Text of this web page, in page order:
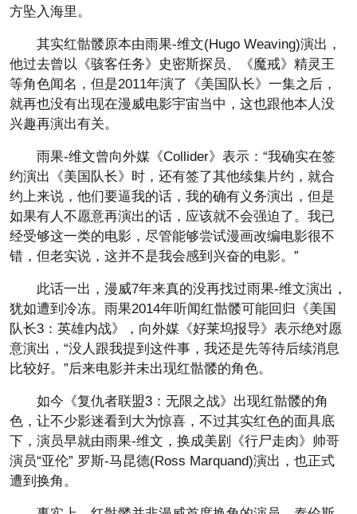
方坠入海里。
其实红骷髅原本由雨果-维文(Hugo Weaving)演出，
他过去曾以《骇客任务》史密斯探员、《魔戒》精灵王
等角色闻名，但是2011年演了《美国队长》一集之后，
就再也没有出现在漫威电影宇宙当中，这也跟他本人没
兴趣再演出有关。
雨果-维文曾向外媒《Collider》表示：“我确实在签
约演出《美国队长》时，还有签了其他续集片约，就合
约上来说，他们要逼我的话，我的确有义务演出，但是
如果有人不愿意再演出的话，应该就不会强迫了。我已
经受够这一类的电影，尽管能够尝试漫画改编电影很不
错，但老实说，这并不是我会感到兴奋的电影。”
此话一出，漫威7年来真的没再找过雨果-维文演出，
犹如遭到冷冻。雨果2014年听闻红骷髅可能回归《美国
队长3：英雄内战》，向外媒《好莱坞报导》表示绝对愿
意演出，“没人跟我提到这件事，我还是先等待后续消息
比较好。”后来电影并未出现红骷髅的角色。
如今《复仇者联盟3：无限之战》出现红骷髅的角
色，让不少影迷看到大为惊喜，不过其实红色的面具底
下，演员早就由雨果-维文，换成美剧《行尸走肉》帅哥
演员“亚伦” 罗斯-马昆德(Ross Marquand)演出，也正式
遭到换角。